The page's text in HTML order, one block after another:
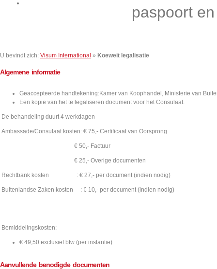
U bevindt zich: Visum International » Koeweit legalisatie
Algemene informatie
Geaccepteerde handtekening:Kamer van Koophandel, Ministerie van
Een kopie van het te legaliseren document voor het Consulaat.
De behandeling duurt 4 werkdagen
Ambassade/Consulaat kosten: € 75,- Certificaat van Oorsprong
€ 50,- Factuur
€ 25,- Overige documenten
Rechtbank kosten : € 27,- per document (indien nodig)
Buitenlandse Zaken kosten : € 10,- per document (indien nodig)
Bemiddelingskosten:
€ 49,50 exclusief btw (per instantie)
Aanvullende benodigde documenten
paspoort